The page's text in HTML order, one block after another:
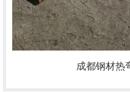
成都钢材热